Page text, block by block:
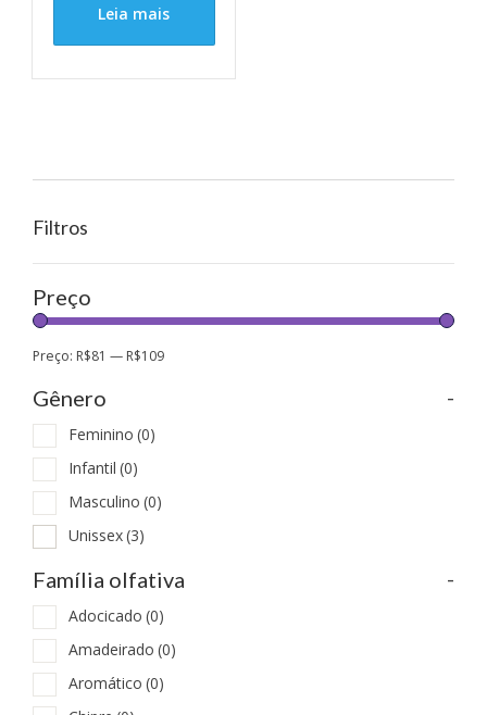
Leia mais
Filtros
Preço
Preço: R$81 — R$109
Gênero -
Feminino (0)
Infantil (0)
Masculino (0)
Unissex(3)
Família olfativa -
Adocicado (0)
Amadeirado (0)
Aromático (0)